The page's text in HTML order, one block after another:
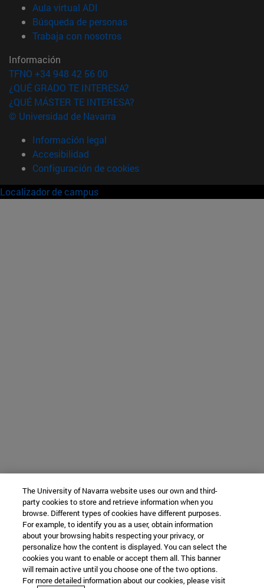
Aula virtual ADI
Búsqueda de personas(abre en nueva ventana)
Trabaja con nosotros(abre en nueva ventana)
Información
TFNO +34 948 42 56 00
¿QUÉ GRADO TE INTERESA?
¿QUÉ MÁSTER TE INTERESA?
© Universidad de Navarra
Información legal
Accesibilidad
Configuración de cookies
Localizador de campus
The University of Navarra website uses our own and third-
party cookies to store and retrieve information when you
browse. Different types of cookies have different purposes.
For example, to identify you as a user, obtain information
about your browsing habits respecting your privacy, or
personalize how the content is displayed. You can select the
cookies you want to enable or accept them all. This banner
will remain active until you choose one of the two options.
For more detailed information about our cookies, please visit